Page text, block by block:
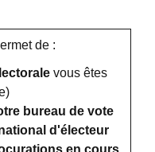
de :
vous êtes
bureau de vote
d'électeur
en cours